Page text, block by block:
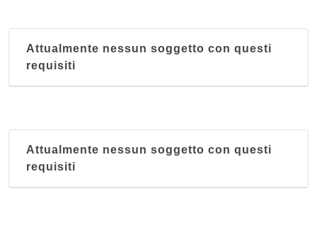
Attualmente nessun soggetto con questi
requisiti
Attualmente nessun soggetto con questi
requisiti